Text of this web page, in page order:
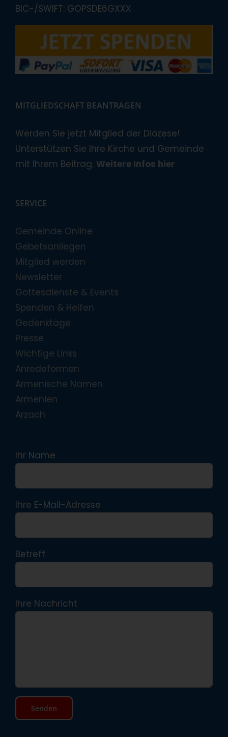
BIC-/SWIFT: GOPSDE6GXXX
MITGLIEDSCHAFT BEANTRAGEN
Werden Sie jetzt Mitglied der Diözese!
Unterstützen Sie Ihre Kirche und Gemeinde
mit Ihrem Beitrag. Weitere Infos hier
SERVICE
Gemeinde Online
Gebetsanliegen
Mitglied werden
Newsletter
Gottesdienste & Events
Spenden & Helfen
Gedenktage
Presse
Wichtige Links
Anredeformen
Armenische Namen
Armenien
Arzach
Ihr Name
Ihre E-Mail-Adresse
Betreff
Ihre Nachricht